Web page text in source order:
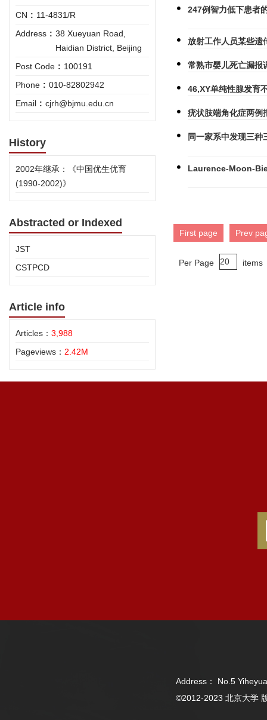
CN : 11-4831/R
Address : 38 Xueyuan Road,
Haidian District, Beijing
Post Code : 100191
Phone : 010-82802942
Email : cjrh@bjmu.edu.cn
History
2002年继承：《中国优生优育
(1990-2002)》
Abstracted or Indexed
JST
CSTPCD
Article info
Articles： 3,988
Pageviews： 2.42M
247例智力低下患者
放射工作人员某些遗
常熟市婴儿死亡漏报
46,XY单纯性腺发育
疣状肢端角化症两例
同一家系中发现三种
Laurence-Moon-
First page Prev
Per Page items
Address： No.5
©2012-2023 北京大学